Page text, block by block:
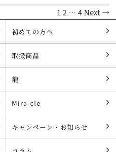
1 2 … 4 Next →
初めての方へ
取扱商品
龍
Mira-cle
キャンペーン・お知らせ